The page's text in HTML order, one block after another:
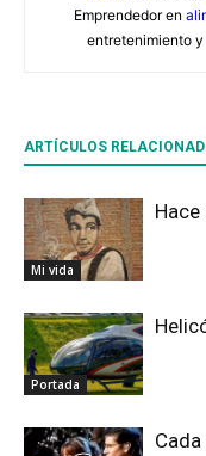
Emprendedor en
entretenimiento y
ARTÍCULOS
Mi vida
Portada
Cada